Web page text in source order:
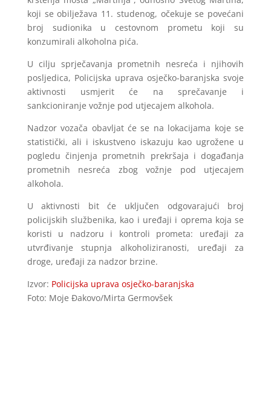
koji se obilježava 11. studenog, očekuje se povećani
broj sudionika u cestovnom prometu koji su
konzumirali alkoholna pića.
U cilju sprječavanja prometnih nesreća i njihovih
posljedica, Policijska uprava osječko-baranjska svoje
aktivnosti usmjerit će na sprečavanje i
sankcioniranje vožnje pod utjecajem alkohola.
Nadzor vozača obavljat će se na lokacijama koje se
statistički, ali i iskustveno iskazuju kao ugrožene u
pogledu činjenja prometnih prekršaja i događanja
prometnih nesreća zbog vožnje pod utjecajem
alkohola.
U aktivnosti bit će uključen odgovarajući broj
policijskih službenika, kao i uređaji i oprema koja se
koristi u nadzoru i kontroli prometa: uređaji za
utvrđivanje stupnja alkoholiziranosti, uređaji za
droge, uređaji za nadzor brzine.
Izvor: Policijska uprava osječko-baranjska
Foto: Moje Đakovo/Mirta Germovšek